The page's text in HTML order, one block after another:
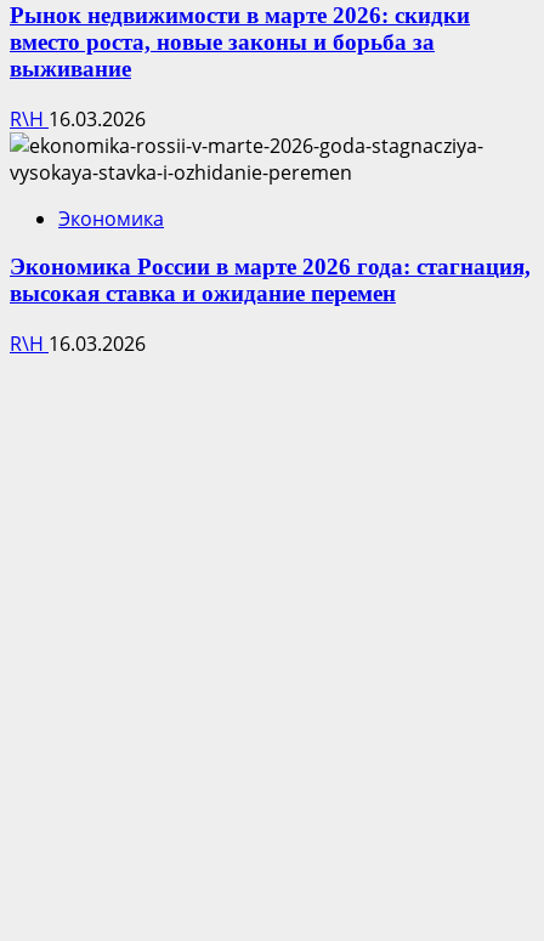
Рынок недвижимости в марте 2026: скидки
вместо роста, новые законы и борьба за
выживание
R\H 16.03.2026
Экономика
Экономика России в марте 2026 года: стагнация,
высокая ставка и ожидание перемен
R\H 16.03.2026